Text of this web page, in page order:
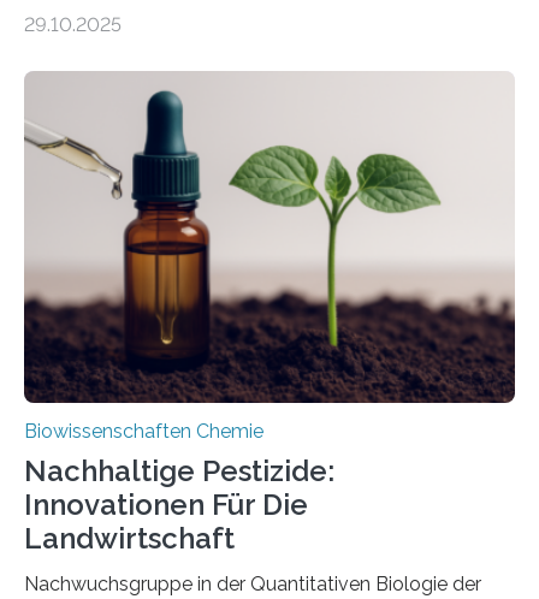
Forschende die bisher älteste bekannte Stechmücken-
Region Kachin in Myanmar und hat sich in
ausgezeichnetem Zustand erhalten. Es konnte als neue
Art einer neuen Gattung beschrieben werden und trägt
nun den Namen Cretosabethes primaevus. Dieser erste
fossile Nachweis einer Stechmückenlarve in Bernstein
stellt gleichzeitig den ersten Fossilfund einer
Mückenlarve aus dem Mesozoikum dar, denn…
29.10.2025
Biowissenschaften Chemie
Nachhaltige Pestizide:
Innovationen Für Die
Landwirtschaft
Nachwuchsgruppe in der Quantitativen Biologie der